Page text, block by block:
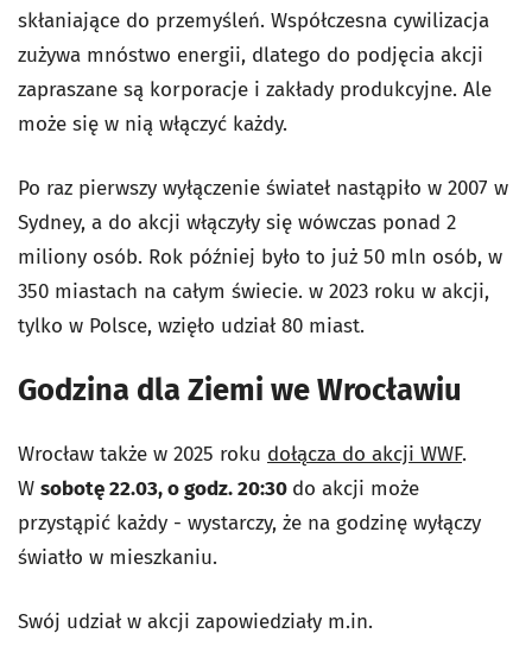
skłaniające do przemyśleń. Współczesna cywilizacja
zużywa mnóstwo energii, dlatego do podjęcia akcji
zapraszane są korporacje i zakłady produkcyjne. Ale
może się w nią włączyć każdy.
Po raz pierwszy wyłączenie świateł nastąpiło w 2007 w
Sydney, a do akcji włączyły się wówczas ponad 2
miliony osób. Rok później było to już 50 mln osób, w
350 miastach na całym świecie. w 2023 roku w akcji,
tylko w Polsce, wzięło udział 80 miast.
Godzina dla Ziemi we Wrocławiu
Wrocław także w 2025 roku dołącza do akcji WWF.
W sobotę 22.03, o godz. 20:30 do akcji może
przystąpić każdy - wystarczy, że na godzinę wyłączy
światło w mieszkaniu.
Swój udział w akcji zapowiedziały m.in.